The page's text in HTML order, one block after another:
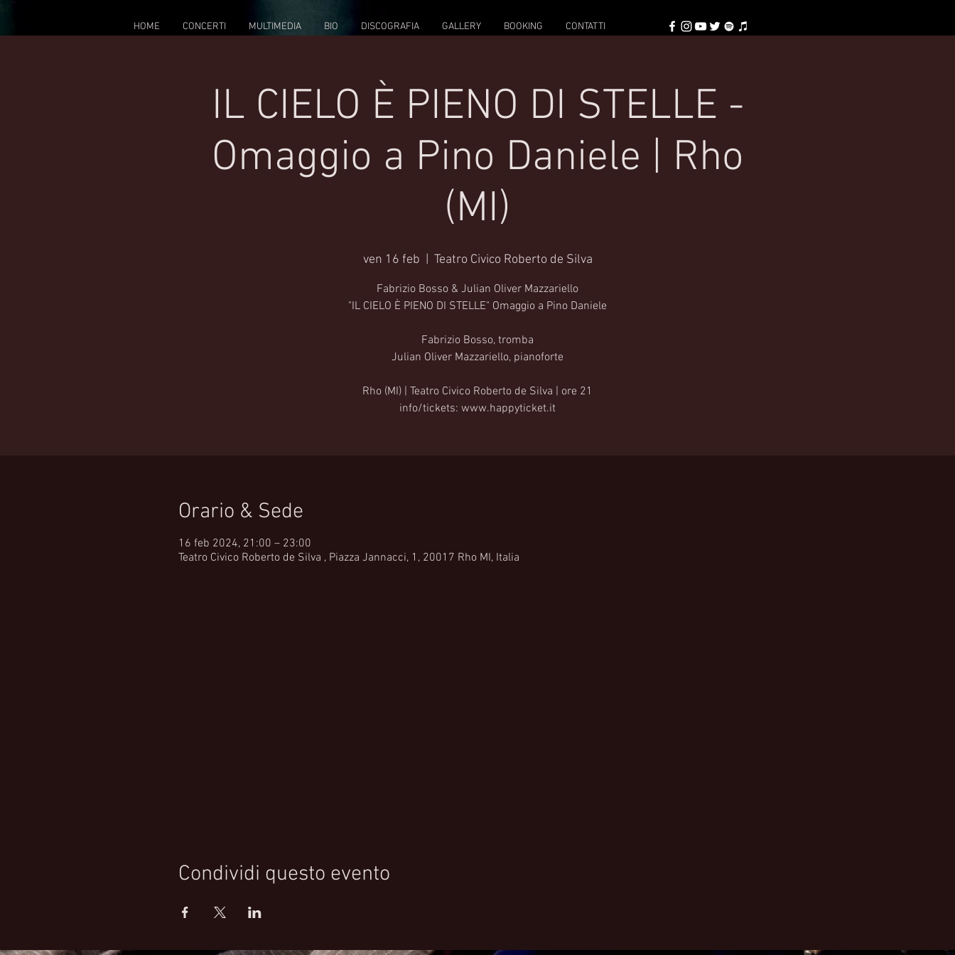
HOME CONCERTI MULTIMEDIA BIO DISCOGRAFIA GALLERY BOOKING CONTATTI
IL CIELO È PIENO DI STELLE -
Omaggio a Pino Daniele | Rho
(MI)
ven 16 feb Teatro Civico Roberto de Silva
Fabrizio Bosso & Julian Oliver Mazzariello
"IL CIELO È PIENO DI STELLE" Omaggio a Pino Daniele
Fabrizio Bosso, tromba
Julian Oliver Mazzariello, pianoforte
Rho (MI) | Teatro Civico Roberto de Silva | ore 21
info/tickets: www.happyticket.it
Orario & Sede
16 feb 2024, 21:00 – 23:00
Teatro Civico Roberto de Silva , Piazza Jannacci, 1, 20017 Rho MI, Italia
Condividi questo evento